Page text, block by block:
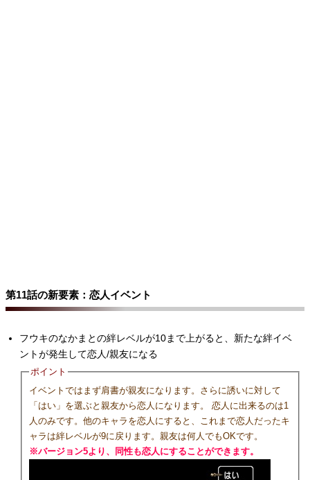
第11話の新要素：恋人イベント
フウキのなかまとの絆レベルが10まで上がると、新たな絆イベ
ントが発生して恋人/親友になる
ポイント
イベントではまず肩書が親友になります。さらに誘いに対して
「はい」を選ぶと親友から恋人になります。 恋人に出来るのは1
人のみです。他のキャラを恋人にすると、これまで恋人だったキ
ャラは絆レベルが9に戻ります。親友は何人でもOKです。
※バージョン5より、同性も恋人にすることができます。